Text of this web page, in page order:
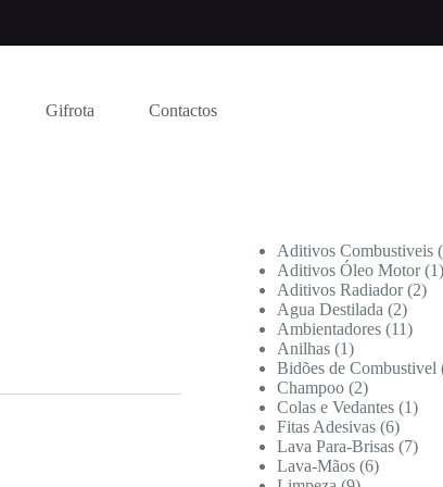
Gifrota Contactos
Aditivos Combustiveis
Aditivos Óleo Motor 1
Aditivos Radiador 2
Agua Destilada
2
Ambientadores 11
Anilhas 1
Bidões de Combustivel
Champoo 2
Colas e Vedantes 1
Fitas Adesivas 6
Lava Para-Brisas 7
Lava-Mãos 6